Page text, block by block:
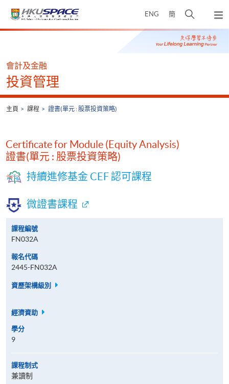
ENG 簡
開
搜
尋
彈
出
主
Main
會計及金融
投資管理
主頁 課程 證書(單元 : 股票投資策略)
Certificate for Module (Equity Analysis)
證書(單元 : 股票投資策略)
持續進修基金 CEF 認可課程
微證書課程
課程編號
FN032A
報名代碼
2445-FN032A
資歷架構級別
經濟資助
學分
9
課程制式
兼讀制